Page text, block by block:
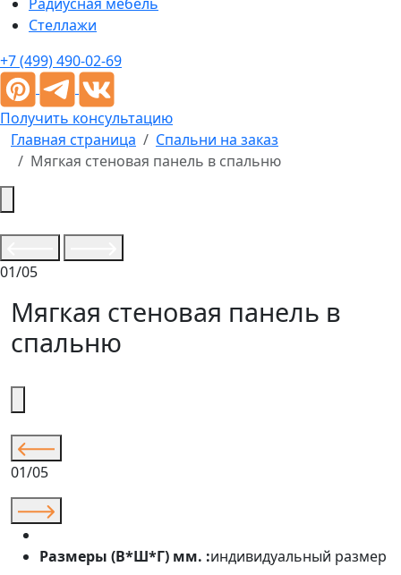
Стеллажи
+7 (499) 490-02-69
Получить консультацию
Главная страница
Спальни на заказ
Мягкая стеновая панель в спальню
01/05
Мягкая стеновая панель в
спальню
01/05
Размеры (В*Ш*Г) мм. :индивидуальный размер